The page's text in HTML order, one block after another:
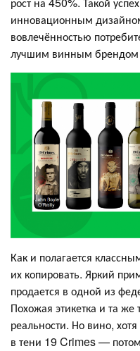
инновационным
вовлечённостью
лучшим винным брендом
Как и полагается
их копировать. Яркий
продается в одной из
Похожая этикетка и та
реальности. Но вино,
в тени 19 Crimes —